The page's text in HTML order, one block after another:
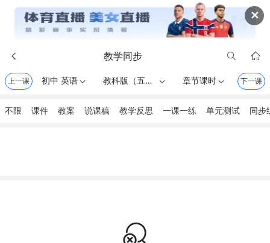
✕
 教学同步  
上一课 初中 英语 教科版（五四学制） . 六年级上册  章节课时 下一课
不限 课件 教案 说课稿 教学反思 一课一练 单元测试 同步
